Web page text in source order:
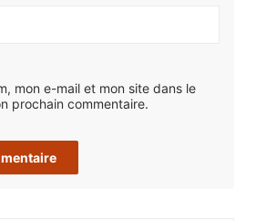
mon e-mail et mon site dans le
prochain commentaire.